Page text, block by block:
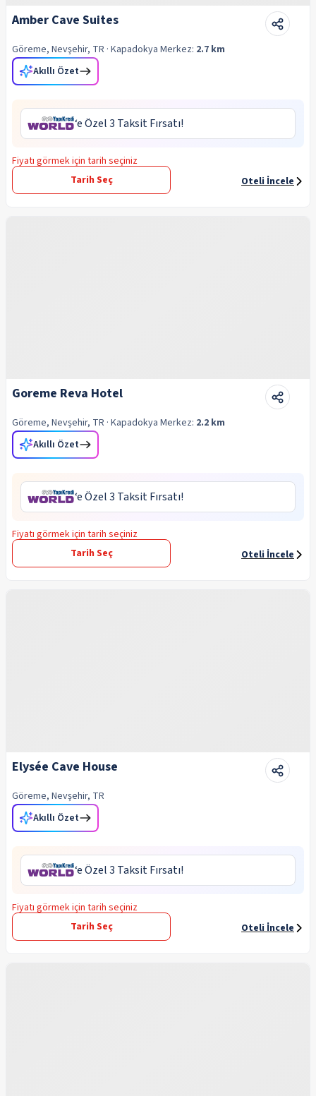
Amber Cave Suites
Göreme, Nevşehir, TR · Kapadokya Merkez: 2.7 km
Akıllı Özet
‘e Özel 3 Taksit Fırsatı!
Fiyatı görmek için tarih seçiniz
Tarih Seç
Oteli İncele
Goreme Reva Hotel
Göreme, Nevşehir, TR · Kapadokya Merkez: 2.2 km
Akıllı Özet
‘e Özel 3 Taksit Fırsatı!
Fiyatı görmek için tarih seçiniz
Tarih Seç
Oteli İncele
Elysée Cave House
Göreme, Nevşehir, TR
Akıllı Özet
‘e Özel 3 Taksit Fırsatı!
Fiyatı görmek için tarih seçiniz
Tarih Seç
Oteli İncele